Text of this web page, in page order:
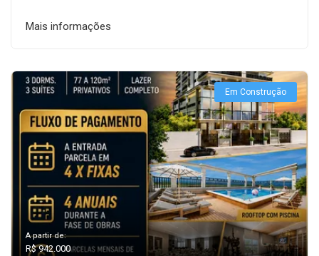
Mais informações
Em Construção
A partir de:
R$ 942.000